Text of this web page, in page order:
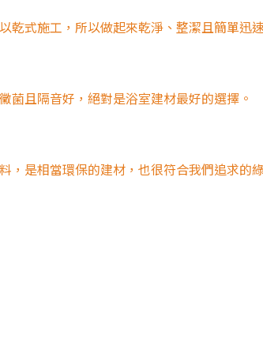
乾式施工，所以做起來乾淨、整潔且簡單迅
菌且隔音好，絕對是浴室建材最好的選擇。
是相當環保的建材，也很符合我們追求的